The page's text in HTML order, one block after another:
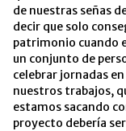
de nuestras señas
decir que solo
patrimonio cuando
un conjunto de
celebrar jornadas
nuestros trabajos,
estamos sacando
proyecto debería